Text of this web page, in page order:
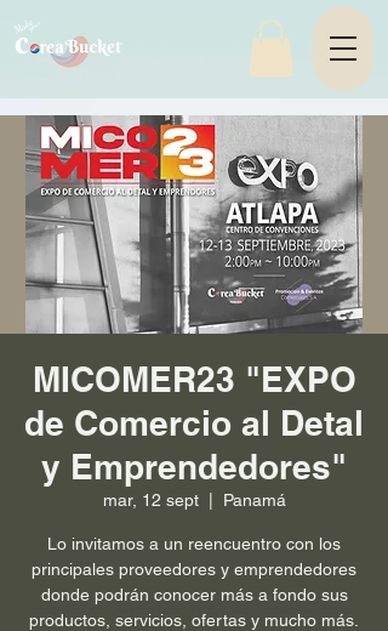
MICOMER23 "EXPO
de Comercio al Detal
y Emprendedores"
mar, 12 sept
  |
Panamá
Lo invitamos a un reencuentro con los
principales proveedores y emprendedores
donde podrán conocer más a fondo sus
productos, servicios, ofertas y mucho más.